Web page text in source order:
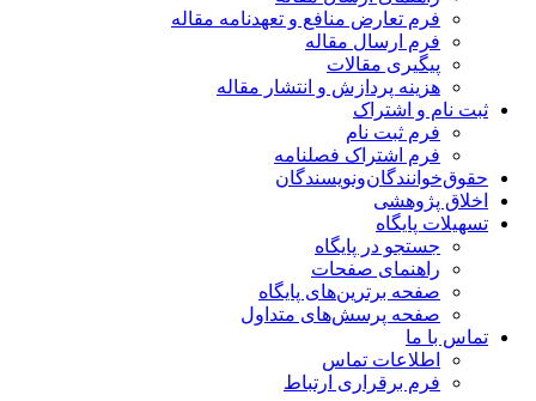
فرم تعارض منافع و تعهدنامه مقاله
فرم ارسال مقاله
پیگیری مقالات
هزینه پردازش و انتشار مقاله
ثبت نام و اشتراک
فرم ثبت نام
فرم اشتراک فصلنامه
حقوق‌خوانندگان‌و‌نویسندگان
اخلاق پژوهشی
تسهیلات پایگاه
جستجو در پایگاه
راهنمای صفحات
صفحه برترین‌های پایگاه
صفحه پرسش‌های متداول
تماس با ما
اطلاعات تماس
فرم برقراری ارتباط